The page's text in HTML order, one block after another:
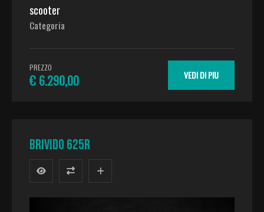
scooter
Categoria
PREZZO
€ 6.290,00 VEDI DI PIU
BRIVIDO 625R